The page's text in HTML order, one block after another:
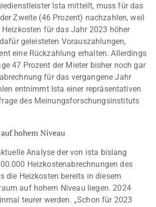
Ista mitteilt, muss für das
Zweite (46 Prozent) nachzahlen, weil
für das Jahr 2023 höher
geleisteten Vorauszahlungen,
eine Rückzahlung erhalten. Allerdings
47 Prozent der Mieter bisher noch gar
für das vergangene Jahr
entnimmt Ista einer repräsentativen
des Meinungsforschungsinstituts
hohem Niveau
Analyse der von ista bislang
Heizkostenabrechnungen des
die Heizkosten bereits in diesem
auf hohem Niveau liegen. 2024
teurer werden. „Schon für 2023